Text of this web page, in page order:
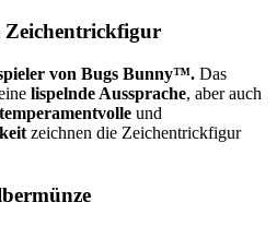
von Bugs Bunny™. Das
lispelnde Aussprache, aber auch
temperamentvolle und
zeichnen die Zeichentrickfigur